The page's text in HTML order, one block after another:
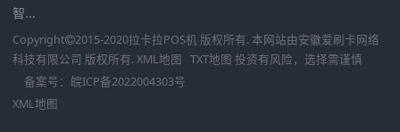
智...
Copyright 2015-2020拉卡拉POS机 版权所有. 本网站由安徽爱刷卡网络
科技有限公司 版权所有. XML地图 TXT地图 投资有风险，选择需谨慎
备案号： 皖ICP备2022004303号
XML地图